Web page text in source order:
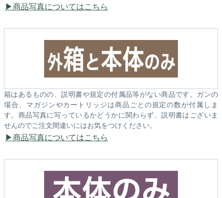
商品写真についてはこちら
箱はあるものの、説明書や規定の付属品等がない商品です。ガンの
場合、マガジンやカートリッジは商品ごとの規定の数が付属しま
す。商品写真に写っているかどうかに関わらず、説明書はございま
せんのでご注文間違いにはお気をつけください。
商品写真についてはこちら